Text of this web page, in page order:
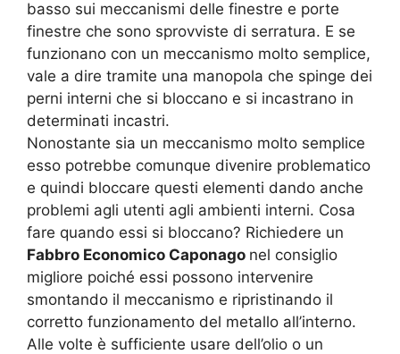
basso sui meccanismi delle finestre e porte
finestre che sono sprovviste di serratura. E se
funzionano con un meccanismo molto semplice,
vale a dire tramite una manopola che spinge dei
perni interni che si bloccano e si incastrano in
determinati incastri.
Nonostante sia un meccanismo molto semplice
esso potrebbe comunque divenire problematico
e quindi bloccare questi elementi dando anche
problemi agli utenti agli ambienti interni. Cosa
fare quando essi si bloccano? Richiedere un
Fabbro Economico Caponago nel consiglio
migliore poiché essi possono intervenire
smontando il meccanismo e ripristinando il
corretto funzionamento del metallo all’interno.
Alle volte è sufficiente usare dell’olio o un